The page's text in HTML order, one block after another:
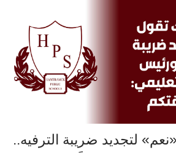
لتجديد ضريبة الترفيه..